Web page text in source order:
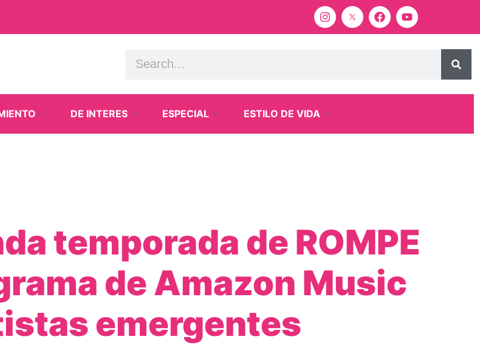
DE INTERES ESPECIAL ESTILO DE VIDA
temporada de ROMPE
de Amazon Music
emergentes